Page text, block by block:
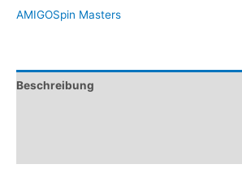
AMIGOSpin Masters
Beschreibung